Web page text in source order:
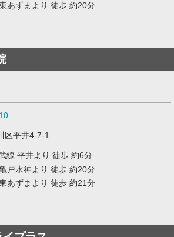
あずまより 徒歩 約20分
区平井4-7-1
線 平井より 徒歩 約6分
戸水神より 徒歩 約20分
あずまより 徒歩 約21分